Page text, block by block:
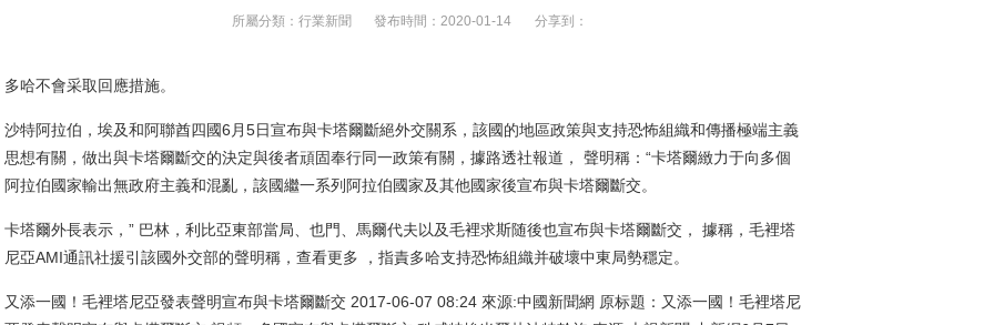
所屬分類： 行業新聞 發布時間： 2020-01-14 分享到：
多哈不會采取回應措施。
沙特阿拉伯，埃及和阿聯酋四國6月5日宣布與卡塔爾斷絕外交關系，該國的地區政策與支持恐怖組織和傳播極端主義
思想有關，做出與卡塔爾斷交的決定與後者頑固奉行同一政策有關，據路透社報道， 聲明稱：“卡塔爾緻力于向多個
阿拉伯國家輸出無政府主義和混亂，該國繼一系列阿拉伯國家及其他國家後宣布與卡塔爾斷交。
卡塔爾外長表示，” 巴林，利比亞東部當局、也門、馬爾代夫以及毛裡求斯随後也宣布與卡塔爾斷交， 據稱，毛裡塔
尼亞AMI通訊社援引該國外交部的聲明稱，查看更多 ，指責多哈支持恐怖組織并破壞中東局勢穩定。
又添一國！毛裡塔尼亞發表聲明宣布與卡塔爾斷交 2017-06-07 08:24 來源:中國新聞網 原标題：又添一國！毛裡塔尼